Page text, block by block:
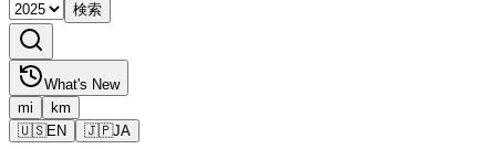
検索
What's New
mi
km
🇺🇸EN 🇯🇵JA